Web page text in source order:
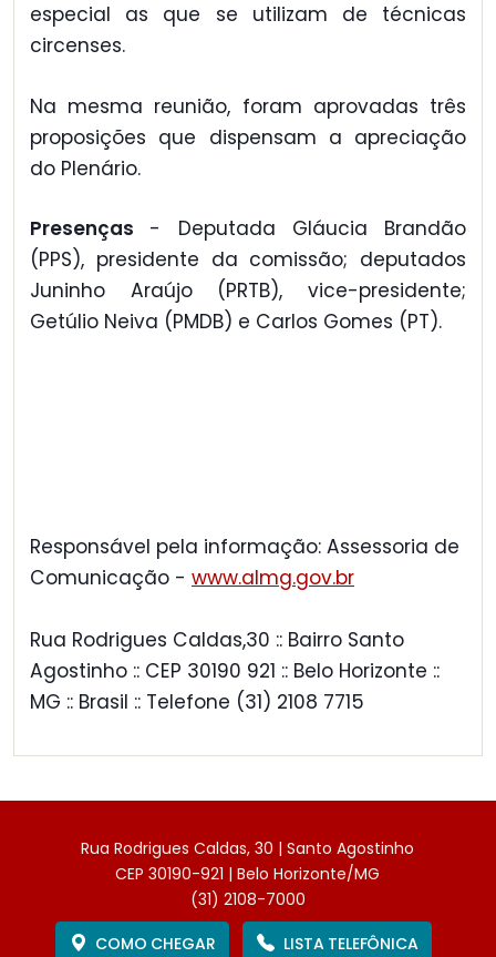
especial as que se utilizam de técnicas
circenses.
Na mesma reunião, foram aprovadas três
proposições que dispensam a apreciação
do Plenário.
Presenças - Deputada Gláucia Brandão
(PPS), presidente da comissão; deputados
Juninho Araújo (PRTB), vice-presidente;
Getúlio Neiva (PMDB) e Carlos Gomes (PT).
Responsável pela informação: Assessoria de
Comunicação - www.almg.gov.br
Rua Rodrigues Caldas,30 :: Bairro Santo
Agostinho :: CEP 30190 921 :: Belo Horizonte ::
MG :: Brasil :: Telefone (31) 2108 7715
Rua Rodrigues Caldas, 30 | Santo Agostinho
CEP 30190-921 | Belo Horizonte/MG
(31) 2108-7000
COMO CHEGAR
LISTA TELEFÔNICA